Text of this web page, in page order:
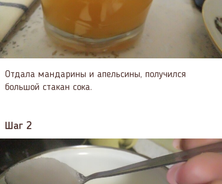
Отдала мандарины и апельсины, получился
большой стакан сока.
Шаг 2